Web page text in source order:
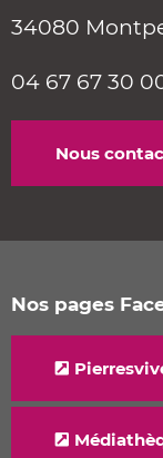
34080
04 67 67 30
Nous
Nos pages